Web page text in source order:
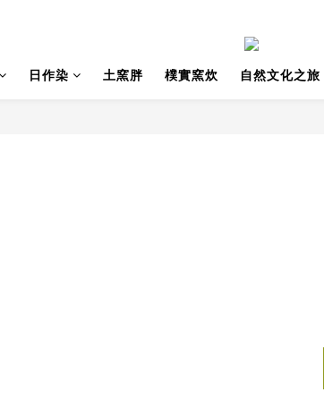
日作染 土窯胖 樸實窯炊 自然文化之旅